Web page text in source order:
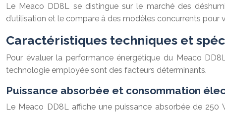
Le Meaco DD8L se distingue sur le marché des
d’utilisation et le compare à des modèles concurrents pour
Caractéristiques techniques et
Pour évaluer la performance énergétique du Meaco
technologie employée sont des facteurs déterminants.
Puissance absorbée et consommation
Le Meaco DD8L affiche une puissance absorbée de